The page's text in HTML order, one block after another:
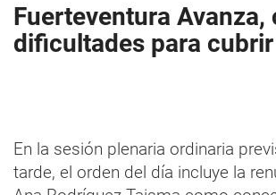
Fuerteventura Avanza,
dificultades para
En la sesión plenaria ordinaria
tarde, el orden del día incluye la